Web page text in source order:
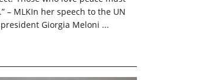
– MLKIn her speech to the UN
Giorgia Meloni ...